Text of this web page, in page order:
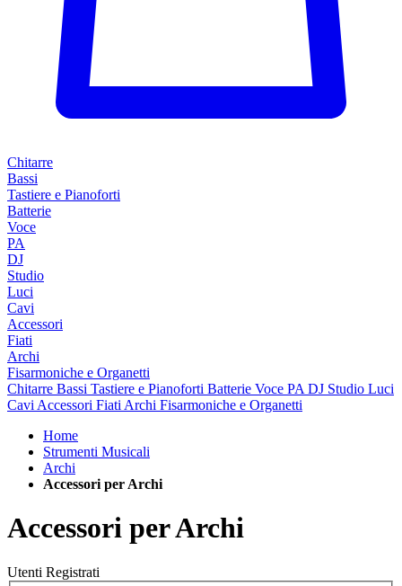
Chitarre
Bassi
Tastiere e Pianoforti
Batterie
Voce
PA
DJ
Studio
Luci
Cavi
Accessori
Fiati
Archi
Fisarmoniche e Organetti
Chitarre Bassi Tastiere e Pianoforti Batterie Voce PA DJ Studio Luci
Cavi Accessori Fiati Archi Fisarmoniche e Organetti
Home
Strumenti Musicali
Archi
Accessori per Archi
Accessori per Archi
Utenti Registrati